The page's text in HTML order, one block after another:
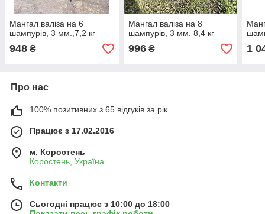
Мангал валіза на 6
шампурів, 3 мм.,7,2 кг
948 ₴
Мангал валіза на 8
шампурів, 3 мм. 8,4 кг
996₴ 1
Про нас
100% позитивних з 65 відгуків за рік
Працює з 17.02.2016
м. Коростень
Коростень, Україна
Контакти
Сьогодні працює з 10:00 до 18:00